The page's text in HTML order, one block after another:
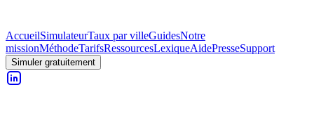
AccueilSimulateurTaux par villeGuidesNotre
missionMéthodeTarifsRessourcesLexiqueAidePresseSupport
Simuler gratuitement